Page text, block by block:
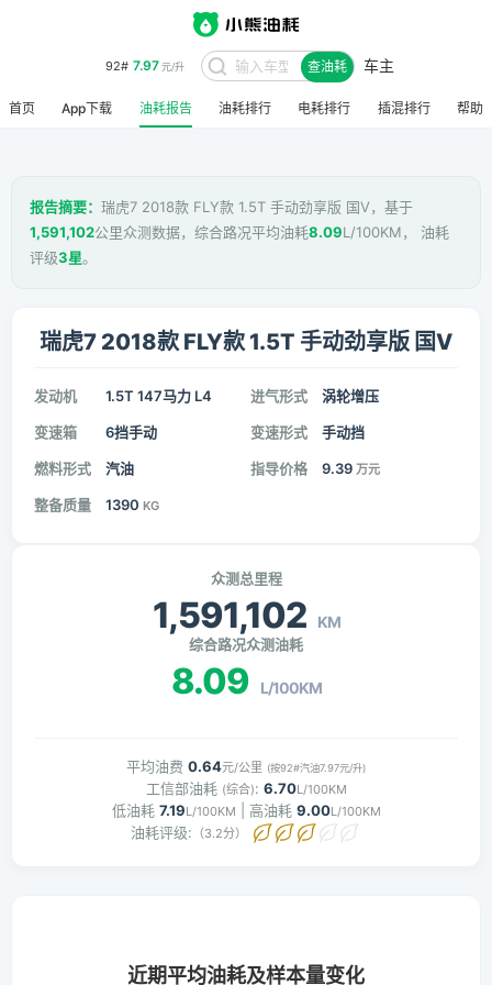
92# 7.97元/升 查油耗 车主
首页 App下载 油耗报告 油耗排行 电耗排行 插混排行 帮助
报告摘要： 瑞虎7 2018款 FLY款 1.5T 手动劲享版 国V，基于
1,591,102公里众测数据，综合路况平均油耗8.09L/100KM， 油耗
评级3星。
瑞虎7 2018款 FLY款 1.5T 手动劲享版 国V
发动机 1.5T 147马力 L4 进气形式 涡轮增压
变速箱 6挡手动 变速形式 手动挡
燃料形式 汽油 指导价格 9.39 万元
整备质量 1390 KG
众测总里程
1,591,102 KM
综合路况众测油耗
8.09 L/100KM
平均油费 0.64元/公里 (按92#汽油7.97元/升)
工信部油耗 (综合): 6.70L/100KM
低油耗 7.19L/100KM | 高油耗 9.00L/100KM
油耗评级: （3.2分）